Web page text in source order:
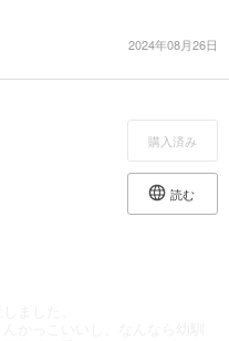
2024年08月26日
購入済み
読む